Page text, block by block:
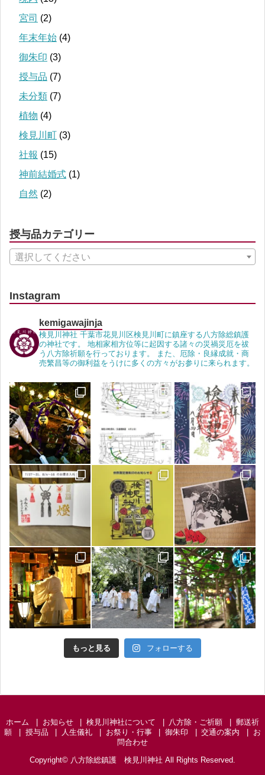
宮司 (2)
年末年始 (4)
御朱印 (3)
授与品 (7)
未分類 (7)
植物 (4)
検見川町 (3)
社報 (15)
神前結婚式 (1)
自然 (2)
授与品カテゴリー
選択してください
Instagram
kemigawajinja
検見川神社 千葉市花見川区検見川町に鎮座する八方除総鎮護
の神社です。 地相家相方位等に起因する諸々の災禍災厄を祓
う八方除祈願を行っております。 また、厄除・良縁成就・商
売繁昌等の御利益をうけに多くの方々がお参りに来られます。
もっと見る フォローする
ホーム お知らせ 検見川神社について 八方除・ご祈願
郵送祈
願
授与品 人生儀礼 お祭り・行事 御朱印 交通の案内
お
問合わせ
Copyright© 八方除総鎮護 検見川神社 All Rights Reserved.